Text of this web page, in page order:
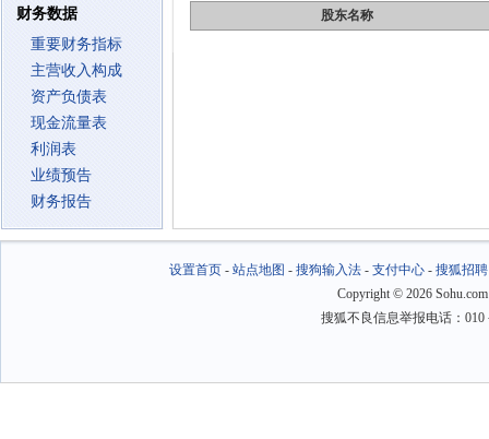
财务数据
重要财务指标
主营收入构成
资产负债表
现金流量表
利润表
业绩预告
财务报告
股东名称
设置首页- 站点地图 - 搜狗输入法- 支付中心- 搜狐招聘
Copyright © 2026
搜狐不良信息举报电话：010